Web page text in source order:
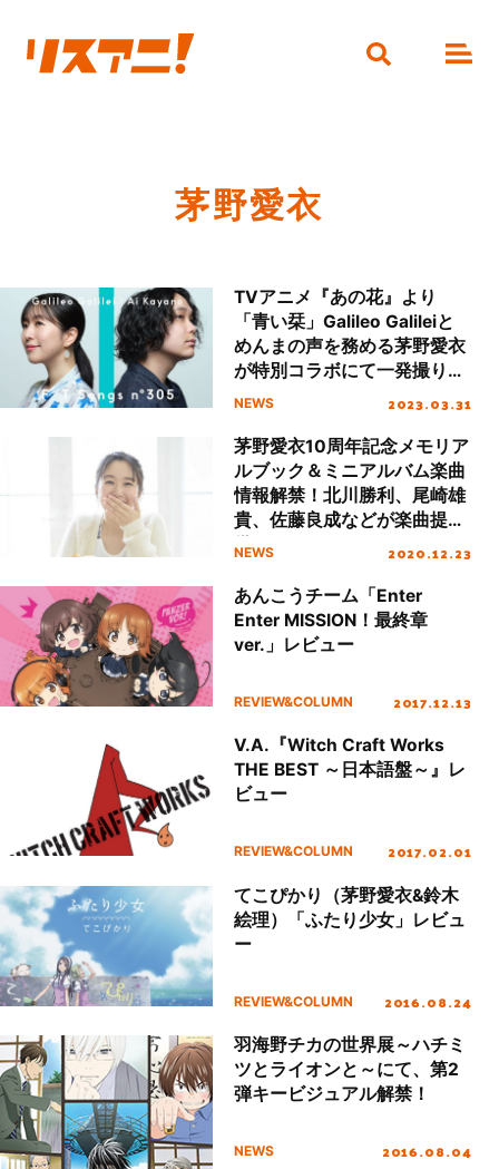
茅野愛衣
TVアニメ『あの花』より
「青い栞」Galileo Galileiと
めんまの声を務める茅野愛衣
が特別コラボにて一発撮りを
パフォーマンス
NEWS 2023.03.31
茅野愛衣10周年記念メモリア
ルブック＆ミニアルバム楽曲
情報解禁！北川勝利、尾崎雄
貴、佐藤良成などが楽曲提
供！
NEWS 2020.12.23
あんこうチーム「Enter
Enter MISSION！最終章
ver.」レビュー
REVIEW&COLUMN 2017.12.13
V.A.『Witch Craft Works
THE BEST ～日本語盤～』レ
ビュー
REVIEW&COLUMN 2017.02.01
てこぴかり（茅野愛衣&鈴木
絵理）「ふたり少女」レビュ
ー
REVIEW&COLUMN 2016.08.24
羽海野チカの世界展～ハチミ
ツとライオンと～にて、第2
弾キービジュアル解禁！
NEWS 2016.08.04